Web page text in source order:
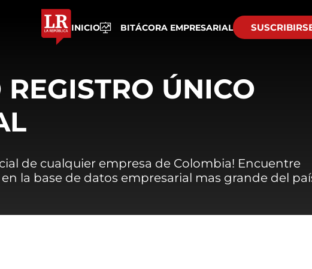
INICIO BITÁCORA EMPRESARIAL
ÚNICO
de cualquier empresa de Colombia! Encuentre
la base de datos empresarial mas grande del